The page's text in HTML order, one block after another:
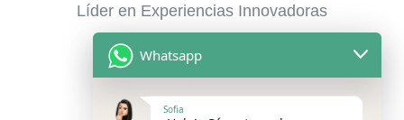
Líder en Experiencias Innovadoras
con Tecnología Interactiva &
Software a la medida
Whatsapp
Sofia